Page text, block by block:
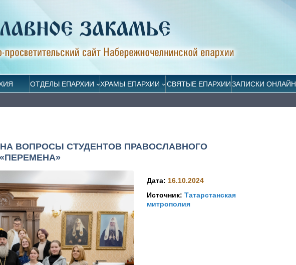
ОТДЕЛЫ ЕПАРХИИ ХРАМЫ ЕПАРХИИ СВЯТЫЕ ЕПАРХИИЗАПИСКИ ОНЛАЙН
ВОПРОСЫ СТУДЕНТОВ ПРАВОСЛАВНОГО
Дата: 16.10.2024
Источник:Татарстанская
митрополия